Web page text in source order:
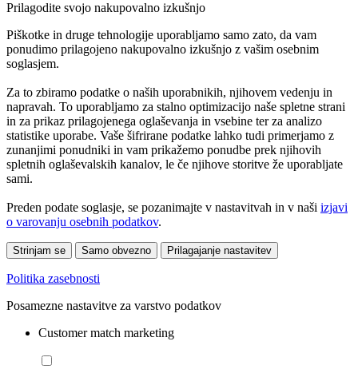
Prilagodite svojo nakupovalno izkušnjo
Piškotke in druge tehnologije uporabljamo samo zato, da vam
ponudimo prilagojeno nakupovalno izkušnjo z vašim osebnim
soglasjem.
Za to zbiramo podatke o naših uporabnikih, njihovem vedenju in
napravah. To uporabljamo za stalno optimizacijo naše spletne strani
in za prikaz prilagojenega oglaševanja in vsebine ter za analizo
statistike uporabe. Vaše šifrirane podatke lahko tudi primerjamo z
zunanjimi ponudniki in vam prikažemo ponudbe prek njihovih
spletnih oglaševalskih kanalov, le če njihove storitve že uporabljate
sami.
Preden podate soglasje, se pozanimajte v nastavitvah in v naši izjavi
o varovanju osebnih podatkov.
Strinjam se Samo obvezno Prilagajanje nastavitev
Politika zasebnosti
Posamezne nastavitve za varstvo podatkov
Customer match marketing